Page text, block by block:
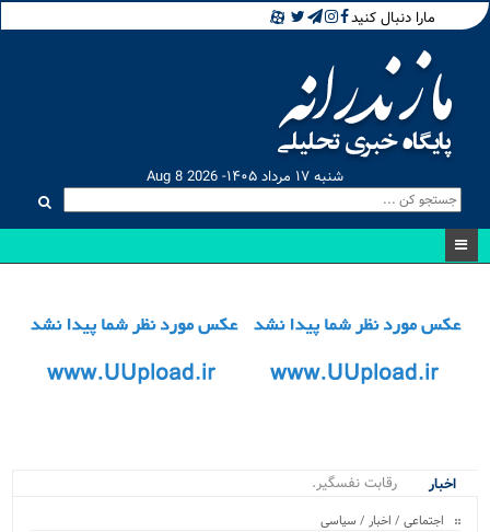
مارا دنبال کنید
شنبه ۱۷ مرداد ۱۴۰۵- Aug 8 2026
اخبار
رقابت نفسگیر ۲۰ ورزش.
اجتماعی / اخبار / سیاسی